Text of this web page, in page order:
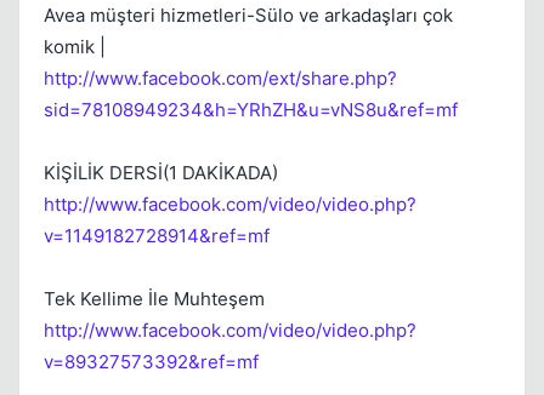
Avea müşteri hizmetleri-Sülo ve arkadaşları çok
komik |
http://www.facebook.com/ext/share.php?
sid=78108949234&h=YRhZH&u=vNS8u&ref=mf
KİŞİLİK DERSİ(1 DAKİKADA)
http://www.facebook.com/video/video.php?
v=1149182728914&ref=mf
Tek Kellime İle Muhteşem
http://www.facebook.com/video/video.php?
v=89327573392&ref=mf